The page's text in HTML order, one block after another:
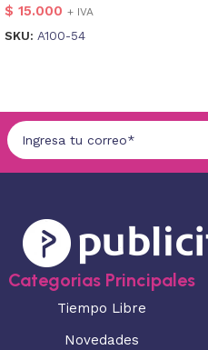
$ 15.000 + IVA
SKU: A100-54
Categorias Principales
Tiempo Libre
Novedades